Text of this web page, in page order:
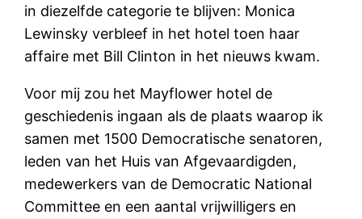
in diezelfde categorie te blijven: Monica
Lewinsky verbleef in het hotel toen haar
affaire met Bill Clinton in het nieuws kwam.
Voor mij zou het Mayflower hotel de
geschiedenis ingaan als de plaats waarop ik
samen met 1500 Democratische senatoren,
leden van het Huis van Afgevaardigden,
medewerkers van de Democratic National
Committee en een aantal vrijwilligers en